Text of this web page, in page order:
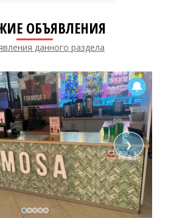
ОБЪЯВЛЕНИЯ
данного раздела
❯